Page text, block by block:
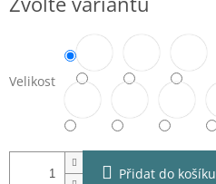
cena:
Velikost
Přidat do košíku